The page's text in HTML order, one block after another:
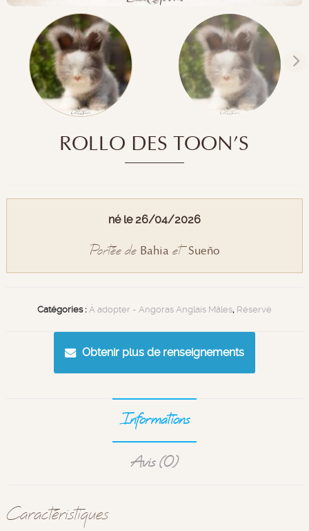
ROLLO DES TOON’S
né le 26/04/2026
Portée de Bahia etSueño
Catégories : À adopter - Angoras Anglais Mâles, Réservé
Obtenir plus de renseignements
Informations
Avis (0)
Caractéristiques